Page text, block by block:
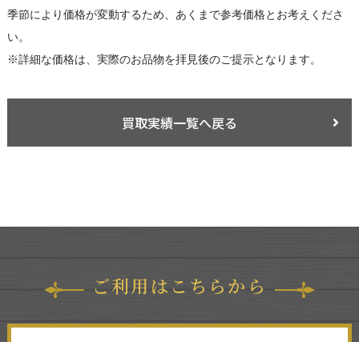
季節により価格が変動するため、あくまで参考価格とお考えくださ
い。
※詳細な価格は、実際のお品物を拝見後のご提示となります。
買取実績一覧へ戻る
ご利用はこちらから